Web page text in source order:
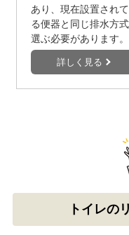
あり、現在設置され
る便器と同じ排水方
選ぶ必要があります。
詳しく見る
トイレの